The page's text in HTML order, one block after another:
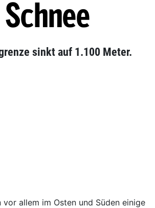
sinkt auf 1.100 Meter.
allem im Osten und Süden einige